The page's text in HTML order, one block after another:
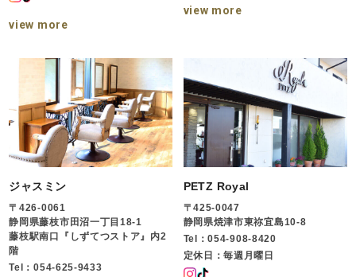
view more
view more
ジャスミン
〒426-0061
静岡県藤枝市田沼一丁目18-1
藤枝駅南口『しずてつストア』内2
階
Tel：054-625-9433
PETZ Royal
〒425-0047
静岡県焼津市東祢宜島10-8
Tel：054-908-8420
定休日：毎週月曜日